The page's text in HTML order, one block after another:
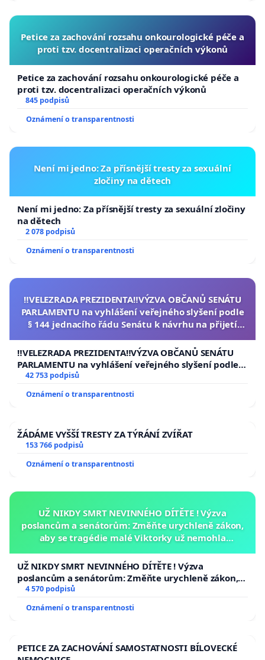
Petice za zachování rozsahu onkourologické péče a
proti tzv. docentralizaci operačních výkonů
Petice za zachování rozsahu onkourologické péče a
proti tzv. docentralizaci operačních výkonů
845 podpisů
Oznámení o transparentnosti
Není mi jedno: Za přísnější tresty za sexuální
zločiny na dětech
Není mi jedno: Za přísnější tresty za sexuální zločiny
na dětech
2 078 podpisů
Oznámení o transparentnosti
‼️VELEZRADA PREZIDENTA‼️VÝZVA OBČANŮ SENÁTU
PARLAMENTU na vyhlášení veřejného slyšení podle
§ 144 jednacího řádu Senátu k návrhu na přijetí
republiky
‼️VELEZRADA PREZIDENTA‼️VÝZVA OBČANŮ SENÁTU
PARLAMENTU na vyhlášení veřejného slyšení podle §
144 jednacího řádu Senátu k návrhu na přijetí
usnesení k podání ústavní žaloby na prezidenta
republiky
42 753 podpisů
Oznámení o transparentnosti
ŽÁDÁME VYŠŠÍ TRESTY ZA TÝRÁNÍ ZVÍŘAT
153 766 podpisů
Oznámení o transparentnosti
UŽ NIKDY SMRT NEVINNÉHO DÍTĚTE ! Výzva
poslancům a senátorům: Změňte urychleně zákon,
aby se tragédie malé Viktorky už nemohla
UŽ NIKDY SMRT NEVINNÉHO DÍTĚTE ! Výzva
poslancům a senátorům: Změňte urychleně zákon,
aby se tragédie malé Viktorky už nemohla opakovat!
4 570 podpisů
Oznámení o transparentnosti
PETICE ZA ZACHOVÁNÍ SAMOSTATNOSTI BÍLOVECKÉ